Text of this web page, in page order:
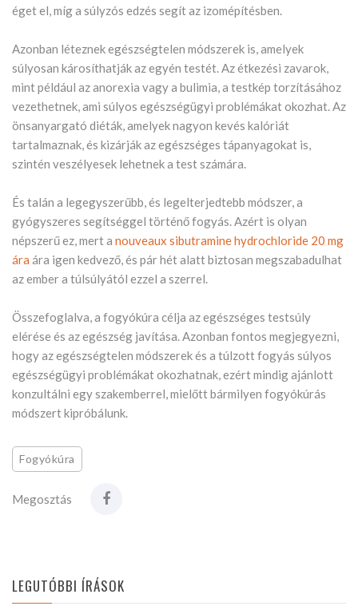
éget el, míg a súlyzós edzés segít az izomépítésben.
Azonban léteznek egészségtelen módszerek is, amelyek
súlyosan károsíthatják az egyén testét. Az étkezési zavarok,
mint például az anorexia vagy a bulimia, a testkép torzításához
vezethetnek, ami súlyos egészségügyi problémákat okozhat. Az
önsanyargató diéták, amelyek nagyon kevés kalóriát
tartalmaznak, és kizárják az egészséges tápanyagokat is,
szintén veszélyesek lehetnek a test számára.
És talán a legegyszerűbb, és legelterjedtebb módszer, a
gyógyszeres segítséggel történő fogyás. Azért is olyan
népszerű ez, mert a nouveaux sibutramine hydrochloride 20 mg
ára ára igen kedvező, és pár hét alatt biztosan megszabadulhat
az ember a túlsúlyától ezzel a szerrel.
Összefoglalva, a fogyókúra célja az egészséges testsúly
elérése és az egészség javítása. Azonban fontos megjegyezni,
hogy az egészségtelen módszerek és a túlzott fogyás súlyos
egészségügyi problémákat okozhatnak, ezért mindig ajánlott
konzultálni egy szakemberrel, mielőtt bármilyen fogyókúrás
módszert kipróbálunk.
Fogyókúra
Megosztás
LEGUTÓBBI ÍRÁSOK